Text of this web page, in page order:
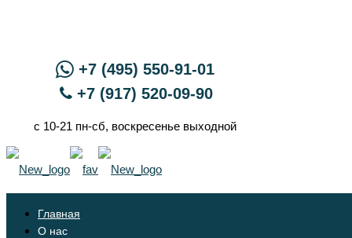
+7 (495) 550-91-01
+7 (917) 520-09-90
с 10-21 пн-сб, воскресенье выходной
Главная
О нас